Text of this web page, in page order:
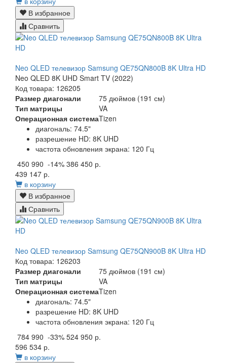
В избранное
Сравнить
Neo QLED телевизор Samsung QE75QN800B 8K Ultra HD
Neo QLED 8K UHD Smart TV (2022)
Код товара: 126205
Размер диагонали
75 дюймов (191 см)
Тип матрицы
VA
Операционная системаTizen
диагональ: 74.5"
разрешение HD: 8K UHD
частота обновления экрана: 120 Гц
450 990 -14% 386 450 р.
439 147 р.
в корзину
В избранное
Сравнить
Neo QLED телевизор Samsung QE75QN900B 8K Ultra HD
Код товара: 126203
Размер диагонали
75 дюймов (191 см)
Тип матрицы
VA
Операционная системаTizen
диагональ: 74.5"
разрешение HD: 8K UHD
частота обновления экрана: 120 Гц
784 990 -33% 524 950 р.
596 534 р.
в корзину